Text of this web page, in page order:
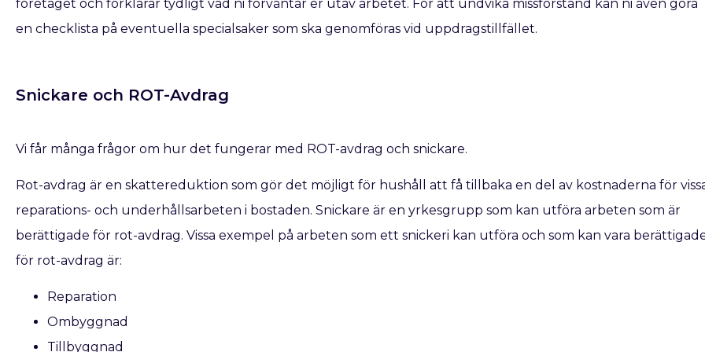
företaget och förklarar tydligt vad ni förväntar er utav arbetet. För att undvika missförstånd kan ni även göra
en checklista på eventuella specialsaker som ska genomföras vid uppdragstillfället.
Snickare och ROT-Avdrag
Vi får många frågor om hur det fungerar med ROT-avdrag och snickare.
Rot-avdrag är en skattereduktion som gör det möjligt för hushåll att få tillbaka en del av kostnaderna för
reparations- och underhållsarbeten i bostaden. Snickare är en yrkesgrupp som kan utföra arbeten som är
berättigade för rot-avdrag. Vissa exempel på arbeten som ett snickeri kan utföra och som kan vara
för rot-avdrag är:
Reparation
Ombyggnad
Tillbyggnad